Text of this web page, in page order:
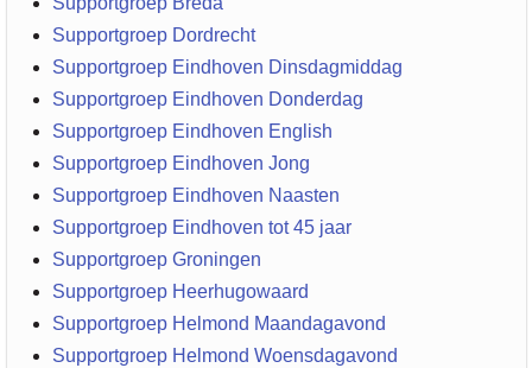
Supportgroep Dordrecht
Supportgroep Eindhoven Dinsdagmiddag
Supportgroep Eindhoven Donderdag
Supportgroep Eindhoven English
Supportgroep Eindhoven Jong
Supportgroep Eindhoven Naasten
Supportgroep Eindhoven tot 45 jaar
Supportgroep Groningen
Supportgroep Heerhugowaard
Supportgroep Helmond Maandagavond
Supportgroep Helmond Woensdagavond